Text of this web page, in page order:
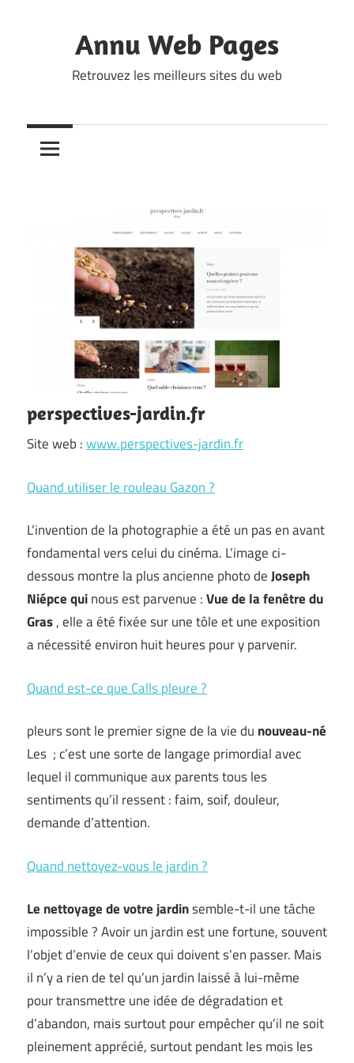
Annu Web Pages
Retrouvez les meilleurs sites du web
perspectives-jardin.fr
Site web :www.perspectives-jardin.fr
Quand utiliser le rouleau Gazon ?
L’invention de la photographie a été un pas en avant
fondamental vers celui du cinéma. L’image ci-
dessous montre la plus ancienne photo deJoseph
Niépce quinous est parvenue :Vue de la fenêtre du
Gras, elle a été fixée sur une tôle et une exposition
a nécessité environ huit heures pour y parvenir.
Quand est-ce que Calls pleure ?
pleurs sont le premier signe de la vie du nouveau-né
Les ; c’est une sorte de langage primordial avec
lequel il communique aux parents tous les
sentiments qu’il ressent : faim, soif, douleur,
demande d’attention.
Quand nettoyez-vous le jardin ?
Le nettoyage de votre jardinsemble-t-il une tâche
impossible ? Avoir un jardin est une fortune, souvent
l’objet d’envie de ceux qui doivent s’en passer. Mais
il n’y a rien de tel qu’un jardin laissé à lui-même
pour transmettre une idée de dégradation et
d’abandon, mais surtout pour empêcher qu’il ne soit
pleinement apprécié, surtout pendant les mois les